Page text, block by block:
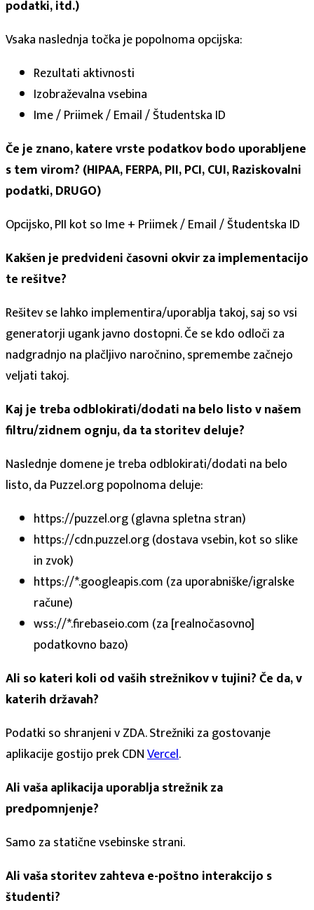
podatki, itd.)
Vsaka naslednja točka je popolnoma opcijska:
Rezultati aktivnosti
Izobraževalna vsebina
Ime / Priimek / Email / Študentska ID
Če je znano, katere vrste podatkov bodo uporabljene
s tem virom? (HIPAA, FERPA, PII, PCI, CUI, Raziskovalni
podatki, DRUGO)
Opcijsko, PII kot so Ime + Priimek / Email / Študentska ID
Kakšen je predvideni časovni okvir za implementacijo
te rešitve?
Rešitev se lahko implementira/uporablja takoj, saj so vsi
generatorji ugank javno dostopni. Če se kdo odloči za
nadgradnjo na plačljivo naročnino, spremembe začnejo
veljati takoj.
Kaj je treba odblokirati/dodati na belo listo v našem
filtru/zidnem ognju, da ta storitev deluje?
Naslednje domene je treba odblokirati/dodati na belo
listo, da Puzzel.org popolnoma deluje:
https://puzzel.org (glavna spletna stran)
https://cdn.puzzel.org (dostava vsebin, kot so slike
in zvok)
https://*.googleapis.com (za uporabniške/igralske
račune)
wss://*.firebaseio.com (za [realnočasovno]
podatkovno bazo)
Ali so kateri koli od vaših strežnikov v tujini? Če da, v
katerih državah?
Podatki so shranjeni v ZDA. Strežniki za gostovanje
aplikacije gostijo prek CDNVercel.
Ali vaša aplikacija uporablja strežnik za
predpomnjenje?
Samo za statične vsebinske strani.
Ali vaša storitev zahteva e-poštno interakcijo s
študenti?